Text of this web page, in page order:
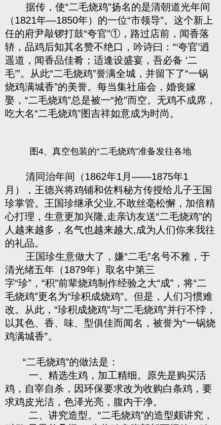
据传，使“二毛烧鸡”扬名的是清朝道光年间
（1821年—1850年）的一位“市领导”。这个新上
任的府尹敲锣打鼓“夸官”① ，路过店前，闻香落
轿，品鸡后知其名赞不绝口，吟诗曰：“‘夸官’逍
遥道，闻香品佳肴；适逢设盛宴，吾必备 ‘二
毛’”。从此“二毛烧鸡”誉满全城，并留下了“一锅
烧鸡满城香”的美誉。每当集社庙会，婚丧嫁
娶，“二毛烧鸡”总是被一“抢”而空。无鸡不成席，
吃大名“二毛烧鸡”图吉祥如意成为时尚。
图4、真空包装的“二毛烧鸡”准备发往各地
清同治年间（1862年1月——1875年1
月），王德兴将鸡铺和佐料秘方传授给儿子王国
珍掌管。王国珍继承父业,不敢丝毫松懈，加倍精
心打理，生意更加兴隆,走亲访友送“二毛烧鸡”的
人越来越多，名气也越来越大,成为人们你来我往
的礼品。
王国珍生意做大了，嫌“二毛”名号不雅，于
清光绪五年（1879年）取名中第三
字“珍”，“积”前辈烧鸡制作经验之大“成”，将“二
毛烧鸡”更名为“珍积成烧鸡”。但是，人们习惯难
改。从此，“珍积成烧鸡”与“二毛烧鸡”并行不悖，
以其色、香、味、型俱佳而闻名，被誉为“一锅烧
鸡满城香”。
“二毛烧鸡”的做法是：
一、精选生鸡，加工精细。原先是购买活
鸡，自宰自杀，因环保要求改为收购白条鸡，要
求鸡皮光洁，色泽光亮，腹内干净。
二、讲究造型。“二毛烧鸡”的造型颇讲究，